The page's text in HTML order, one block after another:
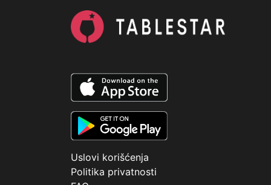
Uslovi korišćenja
Politika privatnosti